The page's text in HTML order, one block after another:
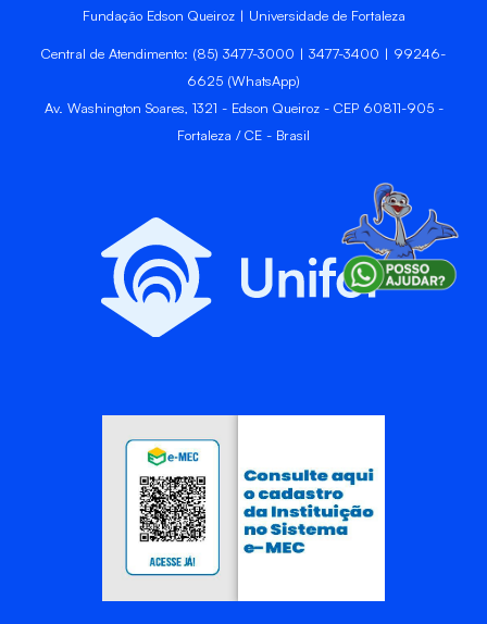
Fundação Edson Queiroz | Universidade de Fortaleza
Central de Atendimento: (85) 3477-3000 | 3477-3400 | 99246-
6625 (WhatsApp)
Av. Washington Soares, 1321 - Edson Queiroz - CEP 60811-905 -
Fortaleza / CE - Brasil